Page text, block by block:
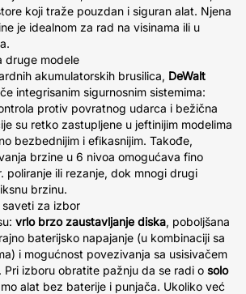
koji traže pouzdan i siguran alat. Njena
je idealnom za rad na visinama ili u
druge modele
akumulatorskih brusilica, DeWalt
integrisanim sigurnosnim sistemima:
protiv povratnog udarca i bežična
su retko zastupljene u jeftinijim modelima
bezbednijim i efikasnijim. Takođe,
brzine u 6 nivoa omogućava fino
poliranje ili rezanje, dok mnogi drugi
brzinu.
za izbor
vrlo brzo zaustavljanje diska, poboljšana
baterijsko napajanje (u kombinaciji sa
i mogućnost povezivanja sa usisivačem
izboru obratite pažnju da se radi o solo
alat bez baterije i punjača. Ukoliko već